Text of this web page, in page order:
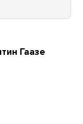
Гаазе